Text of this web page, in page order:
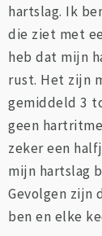
hartslag. Ik
die ziet met
heb dat mijn
rust. Het zijn
gemiddeld 3
geen
zeker een
mijn hartslag
Gevolgen zijn
ben en elke